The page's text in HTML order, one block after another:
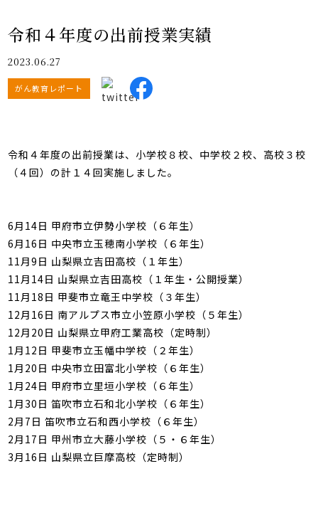
リクルートサイト
IIDA Well-being Park Project.
令和４年度の出前授業実績
2023.06.27
がん教育レポート
令和４年度の出前授業は、小学校８校、中学校２校、高校３校
（４回）の計１４回実施しました。
6月14日 甲府市立伊勢小学校（６年生）
6月16日 中央市立玉穂南小学校（６年生）
11月9日 山梨県立吉田高校（１年生）
11月14日 山梨県立吉田高校（１年生・公開授業）
11月18日 甲斐市立竜王中学校（３年生）
12月16日 南アルプス市立小笠原小学校（５年生）
12月20日 山梨県立甲府工業高校（定時制）
1月12日 甲斐市立玉幡中学校（２年生）
1月20日 中央市立田富北小学校（６年生）
1月24日 甲府市立里垣小学校（６年生）
1月30日 笛吹市立石和北小学校（６年生）
2月7日 笛吹市立石和西小学校（６年生）
2月17日 甲州市立大藤小学校（５・６年生）
3月16日 山梨県立巨摩高校（定時制）